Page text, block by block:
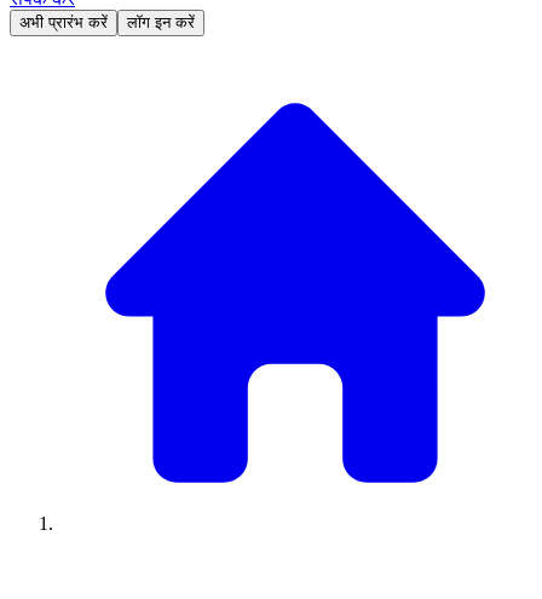
अभी प्रारंभ करें लॉग इन करें